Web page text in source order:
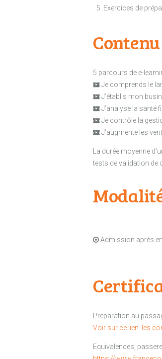
Exercices de
5 parcours de e-
Je comprends le
J’établis mon
J’analyse la santé
Je contrôle la
J’augmente les
La durée moyenne
tests de validation de
Admission après
Préparation au
Voir sur ce lien les
Equivalences,